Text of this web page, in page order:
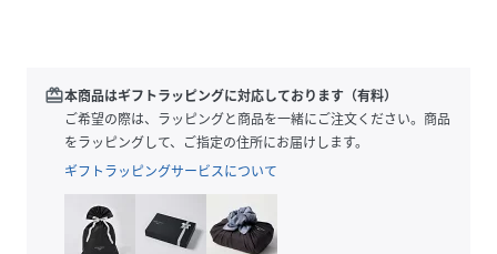
め。
マネしたくなる旬なデザイン♪
子供服Roraこだわりを盛り込んだオリジナリティ溢れるパー
ルネックレス。
他と差がつく上品なフォーマルシーンを演出くれる一品で
redeem本商品はギフトラッピングに対応しております（有料）
ご希望の際は、ラッピングと商品を一緒にご注文ください。商品
をラッピングして、ご指定の住所にお届けします。
ギフトラッピングサービスについて